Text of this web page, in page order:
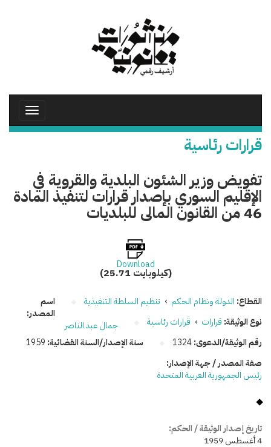
Toggle
قرارات رئاسية
تفويض وزير الشئون البلدية والقروية في
الإقليم السوري بإصدار قرارات لتنفيذ المادة
46 من القانون المالى للبلديات
Download
(25.71 كيلوبايت)
القطاع: الدولة ونظام الحكم › تنظيم السلطة التنفيذية
نوع الوثيقة: قرارات › قرارات رئاسية
رقم الوثيقة/الدعوى:1324 سنة الإصدار/السنة القضائية: 1959
اسم
المصدر:
جمال عبد الناصر
صفة المصدر / جهة الإصدار:
رئيس الجمهورية العربية المتحدة
تاريخ إصدار الوثيقة / الحكم:
4 أغسطس 1959